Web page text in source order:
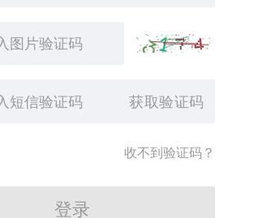
获取验证码
收不到验证码？
登录